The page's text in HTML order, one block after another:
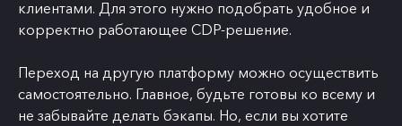
клиентами. Для этого нужно подобрать удобное и
корректно работающее CDP-решение.
Переход на другую платформу можно осуществить
самостоятельно. Главное, будьте готовы ко всему и
не забывайте делать бэкапы. Но, если вы хотите